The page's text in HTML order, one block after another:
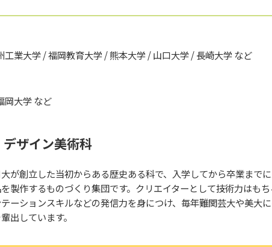
業大学 / 福岡教育大学 / 熊本大学 / 山口大学 / 長崎大学 など
岡大学 など
デザイン美術科
大が創立した当初からある歴史ある科で、入学してから卒業まで
製作するものづくり集団です。クリエイターとして技術力はも
テーションスキルなどの発信力を身につけ、毎年難関芸大や美大
出しています。